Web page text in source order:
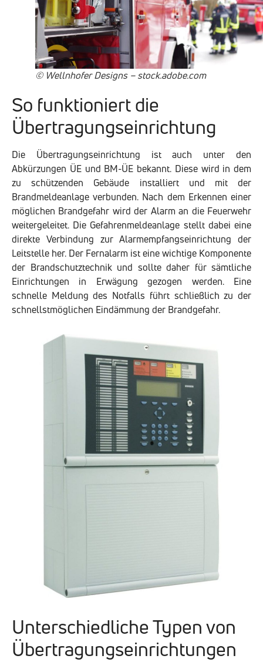
© Wellnhofer Designs – stock.adobe.com
So funktioniert die
Übertragungseinrichtung
Die Übertragungseinrichtung ist auch unter den
Abkürzungen ÜE und BM-ÜE bekannt. Diese wird in dem
zu schützenden Gebäude installiert und mit der
Brandmeldeanlage verbunden. Nach dem Erkennen einer
möglichen Brandgefahr wird der Alarm an die Feuerwehr
weitergeleitet. Die Gefahrenmeldeanlage stellt dabei eine
direkte Verbindung zur Alarmempfangseinrichtung der
Leitstelle her. Der Fernalarm ist eine wichtige Komponente
der Brandschutztechnik und sollte daher für sämtliche
Einrichtungen in Erwägung gezogen werden. Eine
schnelle Meldung des Notfalls führt schließlich zu der
schnellstmöglichen Eindämmung der Brandgefahr.
Unterschiedliche Typen von
Übertragungseinrichtungen